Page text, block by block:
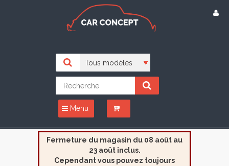
Menu
Fermeture du magasin du 08 août au
23 août inclus.
Cependant vous pouvez toujours